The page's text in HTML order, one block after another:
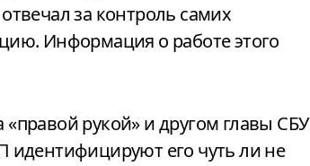
за контроль самих
Информация о работе этого
рукой» и другом главы СБУ
идентифицируют его чуть ли не